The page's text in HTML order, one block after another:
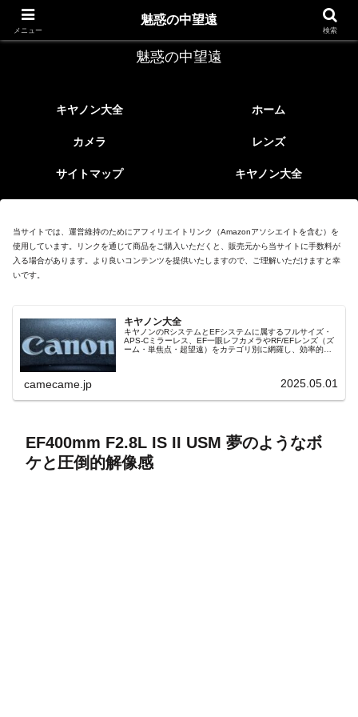
レトロなEFレンズ
魅惑の中望遠
キヤノン大全 ホーム
カメラ レンズ
サイトマップ キヤノン大全
当サイトでは、運営維持のためにアフィリエイトリンク（Amazonアソシエイトを含む）を
使用しています。リンクを通じて商品をご購入いただくと、販売元から当サイトに手数料が
入る場合があります。より良いコンテンツを提供いたしますので、ご理解いただけますと幸
いです。
キヤノン大全
キヤノンのRシステムとEFシステムに属するフルサイズ・
APS-Cミラーレス、EF一眼レフカメラやRF/EFレンズ（ズ
ーム・単焦点・超望遠）をカテゴリ別に網羅し、効率的に
camecame.jp 2025.05.01
EF400mm F2.8L IS II USM 夢のようなボ
ケと圧倒的解像感
メニュー
魅惑の中望遠
検索